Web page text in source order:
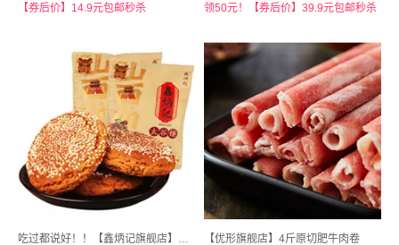
【券后价】14.9元包邮秒杀
领50元！【券后价】39.9元包邮秒杀
吃过都说好！！【鑫炳记旗舰店】原味红枣味太谷饼10包共500g 【优形旗舰店】4斤原切肥牛肉卷